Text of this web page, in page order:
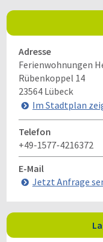
Adresse
Ferienwohnungen
Rübenkoppel 14
23564 Lübeck
Im Stadtplan
Telefon
+49-1577-4216372
E-Mail
Jetzt Anfrage